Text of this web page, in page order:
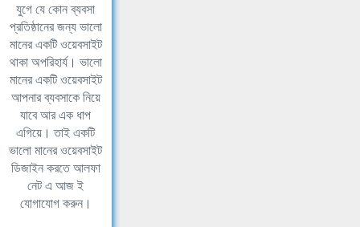
যুগে যে কোন ব্যবসা
প্রতিষ্ঠানের জন্য ভালো
মানের একটি ওয়েবসাইট
থাকা অপরিহার্য। ভালো
মানের একটি ওয়েবসাইট
আপনার ব্যবসাকে নিয়ে
যাবে আর এক ধাপ
এগিয়ে। তাই একটি
ভালো মানের ওয়েবসাইট
ডিজাইন করতে আলফা
নেট এ আজ ই
যোগাযোগ করুন।